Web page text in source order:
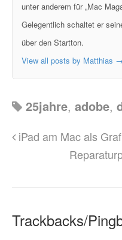
unter anderem für „Mac
Gelegentlich schaltet er
über den Startton.
View all posts by Matthias →
25jahre, adobe,
iPad am Mac als
Trackbacks/